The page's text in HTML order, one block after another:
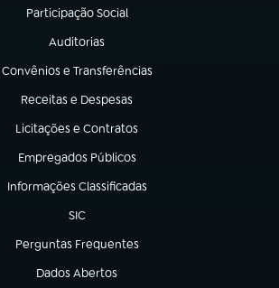
Participação Social
(abre em nova aba)
Auditorias
(abre em nova aba)
Convênios e Transferências
(abre em nova aba)
Receitas e Despesas
(abre em nova aba)
Licitações e Contratos
(abre em nova aba)
Empregados Públicos
(abre em nova aba)
Informações Classificadas
(abre em nova aba)
SIC
(abre em nova aba)
Perguntas Frequentes
(abre em nova aba)
Dados Abertos
(abre em nova aba)